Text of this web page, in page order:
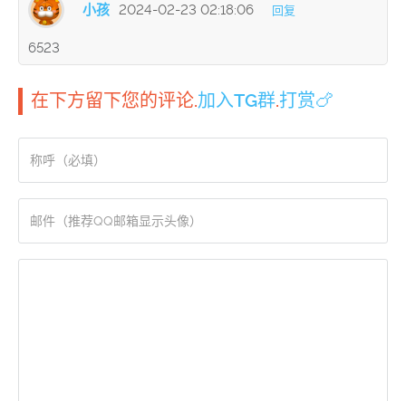
小孩 2024-02-23 02:18:06 回复
6523
在下方留下您的评论.加入TG群.打赏🍗